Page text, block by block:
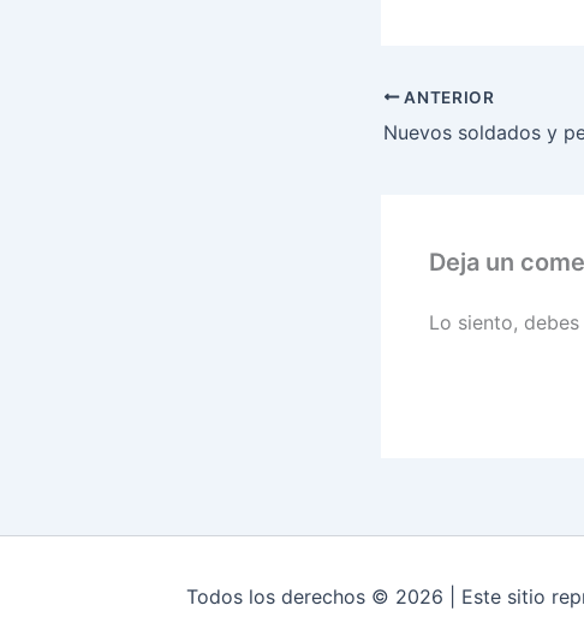
ANTERIOR
Deja un
Lo siento,
Todos los derechos © 2026 | Este sitio